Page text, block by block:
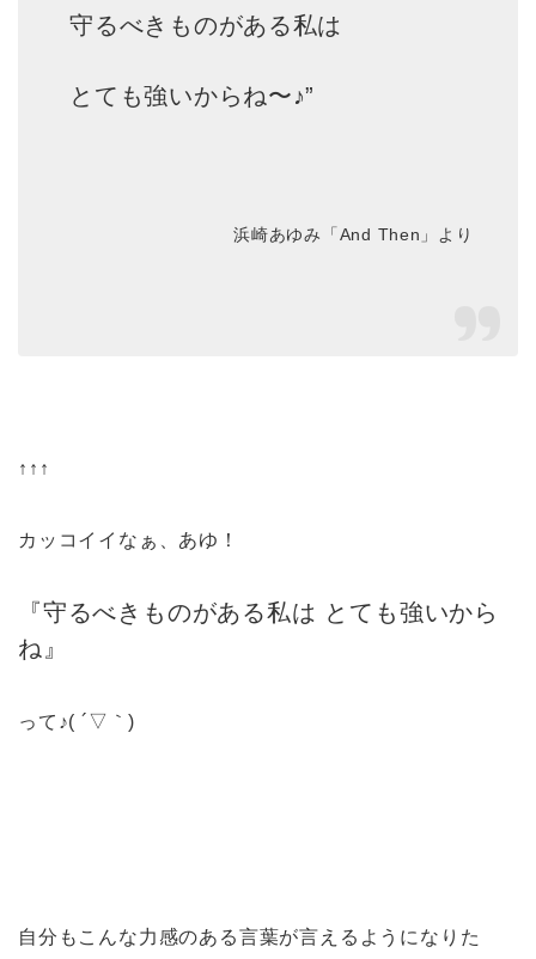
守るべきものがある私は
とても強いからね〜♪”
浜崎あゆみ「And Then」より
↑↑↑
カッコイイなぁ、あゆ！
『守るべきものがある私は とても強いから
ね』
って♪( ´▽｀)
自分もこんな力感のある言葉が言えるようになりた